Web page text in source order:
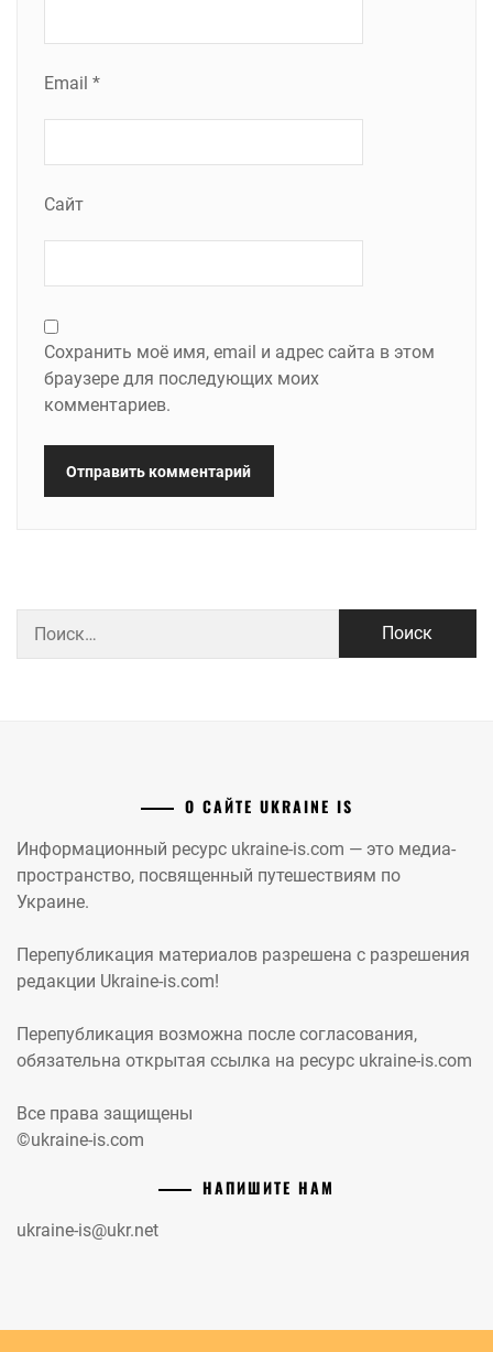
Email *
Сайт
Сохранить моё имя, email и адрес сайта в этом
браузере для последующих моих
комментариев.
О САЙТЕ UKRAINE IS
Информационный ресурс ukraine-is.com — это медиа-
пространство, посвященный путешествиям по
Украине.
Перепубликация материалов разрешена с разрешения
редакции Ukraine-is.com!
Перепубликация возможна после согласования,
обязательна открытая ссылка на ресурс ukraine-is.com
Все права защищены
©ukraine-is.com
НАПИШИТЕ НАМ
ukraine-is@ukr.net